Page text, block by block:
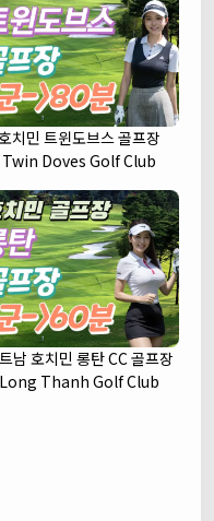
치민 트윈도브스 골프장
Twin Doves Golf Club
남 호치민 롱탄 CC 골프장
Long Thanh Golf Club